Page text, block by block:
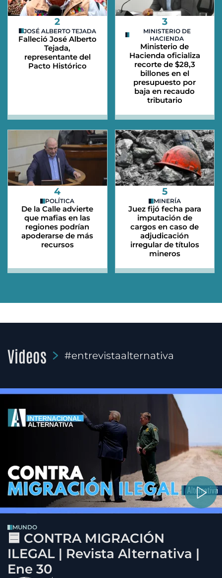
2
JOSÉ ALBERTO TEJADA
Falleció José Alberto
Tejada,
representante del
Pacto Histórico
3
MINISTERIO DE
HACIENDA
Ministerio de
Hacienda oficializa
recorte de $28,3
billones en el
presupuesto por
baja en recaudo
tributario
4
POLÍTICA
De la Calle advierte
que mafias en las
regiones podrían
apoderarse de más
recursos
5
MINERÍA
Juez fijó fecha para
imputación de
cargos en caso de
adjudicación
irregular de títulos
mineros
Videos #entrevistaalternativa
MUNDO
🟦 CONTRA MIGRACIÓN
ILEGAL | Revista Alternativa |
Ene 30